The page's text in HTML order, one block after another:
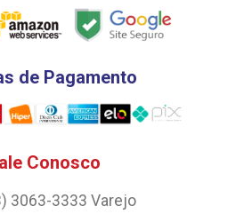
de Pagamento
Conosco
3063-3333 Varejo